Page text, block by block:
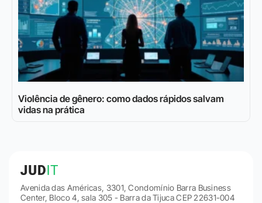
Violência de gênero: como dados rápidos salvam
vidas na prática
Avenida das Américas, 3301, Condomínio Barra Business
Center, Bloco 4, sala 305 - Barra da Tijuca CEP 22631-004